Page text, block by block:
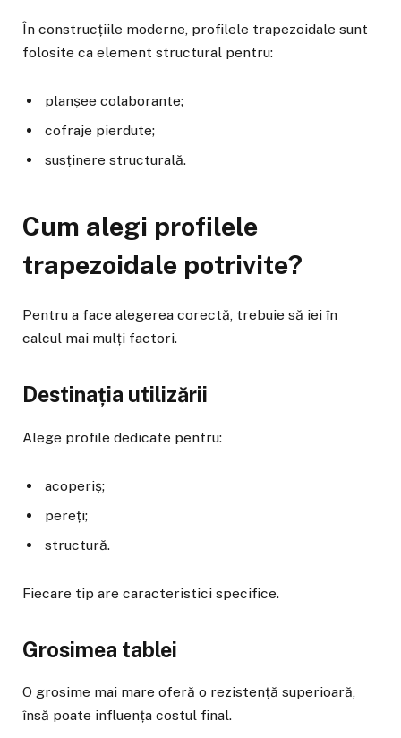
În construcțiile moderne, profilele trapezoidale sunt
folosite ca element structural pentru:
planșee colaborante;
cofraje pierdute;
susținere structurală.
Cum alegi profilele
trapezoidale potrivite?
Pentru a face alegerea corectă, trebuie să iei în
calcul mai mulți factori.
Destinația utilizării
Alege profile dedicate pentru:
acoperiș;
pereți;
structură.
Fiecare tip are caracteristici specifice.
Grosimea tablei
O grosime mai mare oferă o rezistență superioară,
însă poate influența costul final.